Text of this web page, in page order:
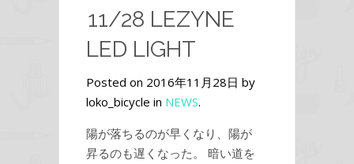
11/28 LEZYNE
LED LIGHT
Posted on 2016年11月28日 by
loko_bicycle in NEWS.
陽が落ちるのが早くなり、陽が
昇るのも遅くなった。 暗い道を